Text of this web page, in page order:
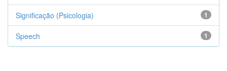
1
Significação (Psicologia)
1
Speech